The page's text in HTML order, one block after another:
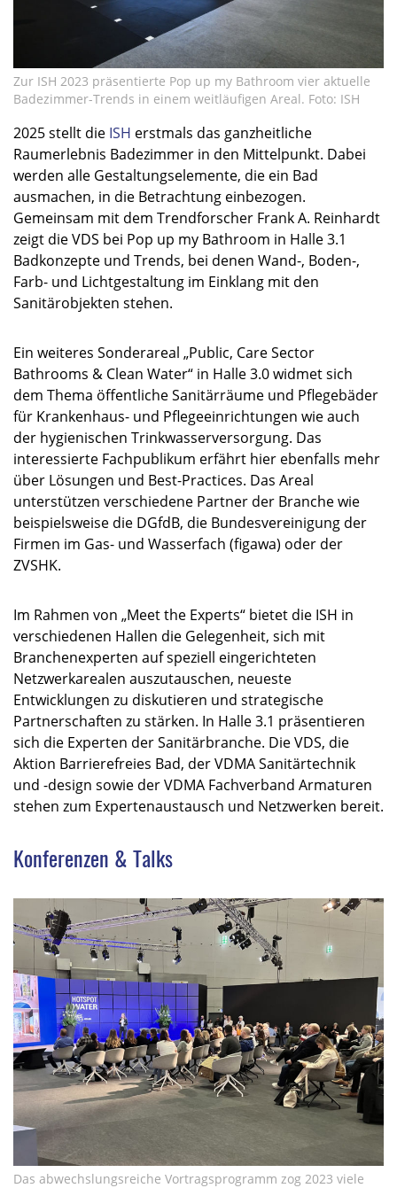
Zur ISH 2023 präsentierte Pop up my Bathroom vier aktuelle
Badezimmer-Trends in einem weitläufigen Areal. Foto: ISH
2025 stellt die ISH erstmals das ganzheitliche
Raumerlebnis Badezimmer in den Mittelpunkt. Dabei
werden alle Gestaltungselemente, die ein Bad
ausmachen, in die Betrachtung einbezogen.
Gemeinsam mit dem Trendforscher Frank A. Reinhardt
zeigt die VDS bei Pop up my Bathroom in Halle 3.1
Badkonzepte und Trends, bei denen Wand-, Boden-,
Farb- und Lichtgestaltung im Einklang mit den
Sanitärobjekten stehen.
Ein weiteres Sonderareal „Public, Care Sector
Bathrooms & Clean Water“ in Halle 3.0 widmet sich
dem Thema öffentliche Sanitärräume und Pflegebäder
für Krankenhaus- und Pflegeeinrichtungen wie auch
der hygienischen Trinkwasserversorgung. Das
interessierte Fachpublikum erfährt hier ebenfalls mehr
über Lösungen und Best-Practices. Das Areal
unterstützen verschiedene Partner der Branche wie
beispielsweise die DGfdB, die Bundesvereinigung der
Firmen im Gas- und Wasserfach (figawa) oder der
ZVSHK.
Im Rahmen von „Meet the Experts“ bietet die ISH in
verschiedenen Hallen die Gelegenheit, sich mit
Branchenexperten auf speziell eingerichteten
Netzwerkarealen auszutauschen, neueste
Entwicklungen zu diskutieren und strategische
Partnerschaften zu stärken. In Halle 3.1 präsentieren
sich die Experten der Sanitärbranche. Die VDS, die
Aktion Barrierefreies Bad, der VDMA Sanitärtechnik
und -design sowie der VDMA Fachverband Armaturen
stehen zum Expertenaustausch und Netzwerken bereit.
Konferenzen & Talks
Das abwechslungsreiche Vortragsprogramm zog 2023 viele